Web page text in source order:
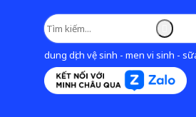
dung dịch vệ sinh - men vi sinh -